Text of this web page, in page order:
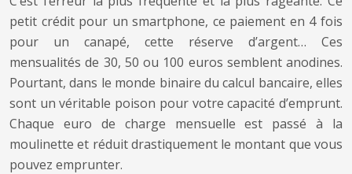
petit crédit pour un smartphone, ce paiement en 4 fois
pour un canapé, cette réserve d’argent… Ces
mensualités de 30, 50 ou 100 euros semblent anodines.
Pourtant, dans le monde binaire du calcul bancaire, elles
sont un véritable poison pour votre capacité d’emprunt.
Chaque euro de charge mensuelle est passé à la
moulinette et réduit drastiquement le montant que vous
pouvez emprunter.